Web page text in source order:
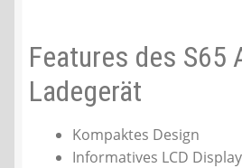
Features des S65
Ladegerät
Kompaktes Design
Informatives LCD